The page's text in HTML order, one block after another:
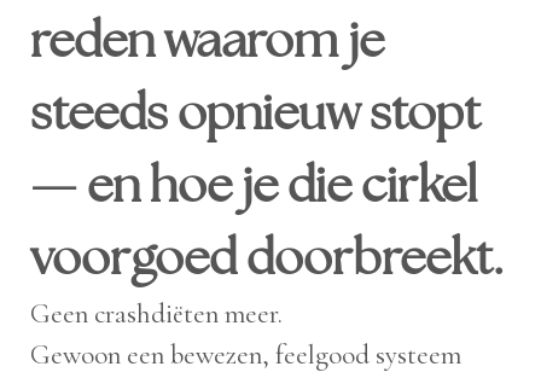
reden waarom je
steeds opnieuw stopt
— en hoe je die cirkel
voorgoed doorbreekt.
Geen crashdiëten meer.
Gewoon een bewezen, feelgood systeem